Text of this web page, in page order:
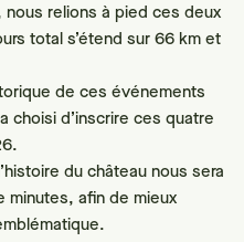
relions à pied ces deux
total s’étend sur 66 km et
de ces événements
choisi d’inscrire ces quatre
du château nous sera
minutes, afin de mieux